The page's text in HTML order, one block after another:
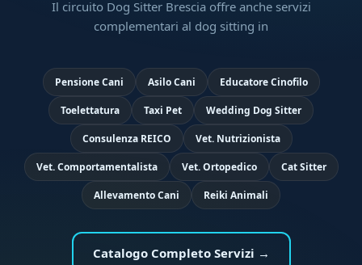
Il circuito Dog Sitter Brescia offre anche servizi
complementari al dog sitting in
Pensione Cani Asilo Cani Educatore Cinofilo
Toelettatura Taxi Pet Wedding Dog Sitter
Consulenza REICO Vet. Nutrizionista
Vet. Comportamentalista Vet. Ortopedico Cat Sitter
Allevamento Cani Reiki Animali
Catalogo Completo Servizi →